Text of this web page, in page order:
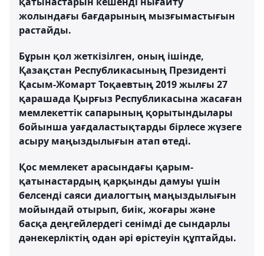
жолындағы бағдарының мызғымастығын
растайды.
Бұрын қол жеткізілген, оның ішінде,
Қазақстан Республикасының Президенті
Қасым-Жомарт Тоқаевтың 2019 жылғы 27
қарашада Қырғыз Республикасына жасаған
мемлекеттік сапарының қорытындылары
бойынша уағдаластықтарды бірлесе жүзеге
асыру маңыздылығын атап өтеді.
Қос мемлекет арасындағы қарым-
қатынастардың қарқынды дамуы үшін
белсенді саяси диалогтың маңыздылығын
мойындай отырып, биік, жоғары және
басқа деңгейлердегі сенімді де сындарлы
дәнекерліктің одан әрі өрістеуін құптайды.